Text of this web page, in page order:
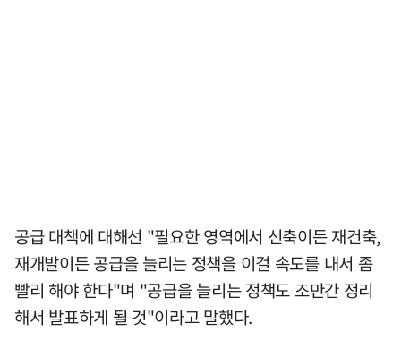
공급 대책에 대해선 "필요한 영역에서 신축이든 재건축,
재개발이든 공급을 늘리는 정책을 이걸 속도를 내서 좀
빨리 해야 한다"며 "공급을 늘리는 정책도 조만간 정리
해서 발표하게 될 것"이라고 말했다.